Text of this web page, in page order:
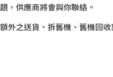
，供應商將會與你聯絡。
外之送貨、拆舊機、舊機回